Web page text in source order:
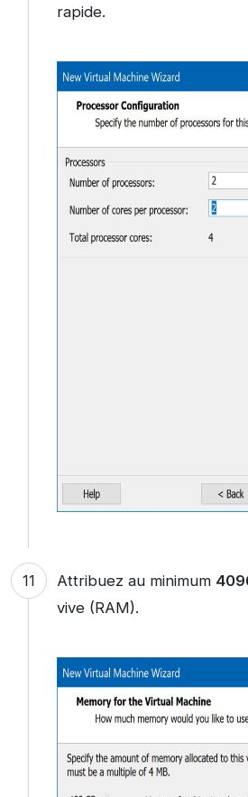
rapide.
Attribuez au minimum
vive (RAM).